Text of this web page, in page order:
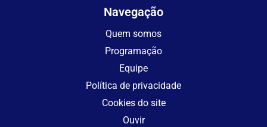
Navegação
Quem somos
Programação
Equipe
Política de privacidade
Cookies do site
Ouvir